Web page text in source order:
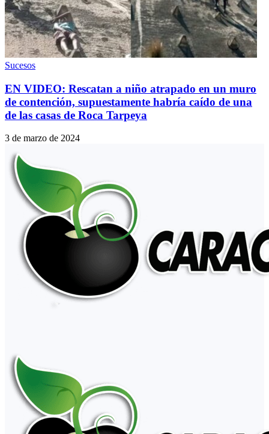
Sucesos
EN VIDEO: Rescatan a niño atrapado en un muro
de contención, supuestamente habría caído de una
de las casas de Roca Tarpeya
3 de marzo de 2024